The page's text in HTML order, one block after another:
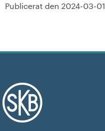
Publicerat den 2024-03-01